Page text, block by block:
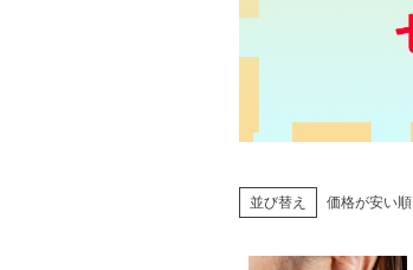
並び替え 価格が安い順